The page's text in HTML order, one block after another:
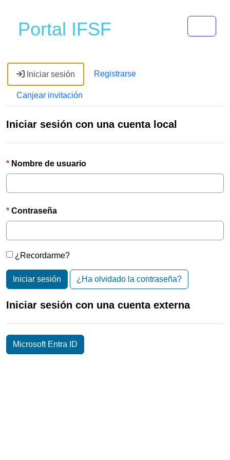
Portal IFSF
Iniciar sesión Registrarse
Canjear invitación
Iniciar sesión con una cuenta local
Nombre de usuario
Contraseña
¿Recordarme?
Iniciar sesión ¿Ha olvidado la contraseña?
Iniciar sesión con una cuenta externa
Microsoft Entra ID